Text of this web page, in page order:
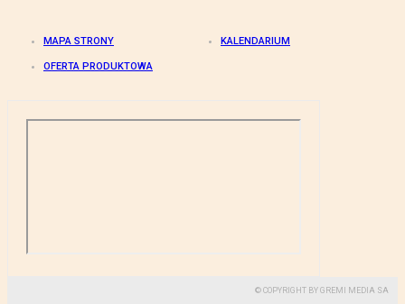
MAPA STRONY KALENDARIUM
OFERTA PRODUKTOWA
© COPYRIGHT BY GREMI MEDIA SA